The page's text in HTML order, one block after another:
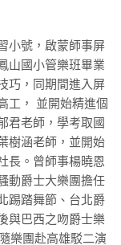
小號，啟蒙師事屏
山國小管樂班畢業
巧，同期間進入屏
工， 並開始精進個
君老師，學考取國
樹涵老師，並開始
長。曾師事楊曉恩
動爵士大樂團擔任
踢踏舞節、台北爵
與巴西之吻爵士樂
樂團赴高雄駁二演